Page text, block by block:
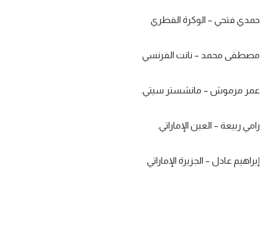
كويز في الجول
حمدي فتحي – الوكرة القطري
مصطفى محمد – نانت الفرنسي
عمر مرموش – مانشستر سيتي.
رامي ربيعة – العين الإماراتي.
إبراهيم عادل – الجزيرة الإماراتي